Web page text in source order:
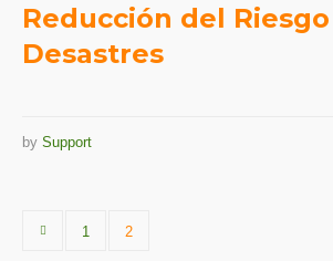
Reducción del
Desastres
by Support
1 2